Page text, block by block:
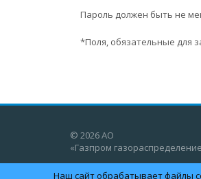
Пароль должен быть не
*Поля, обязательные для
© 2026 АО
«Газпром
Наш сайт обрабатывает файлы